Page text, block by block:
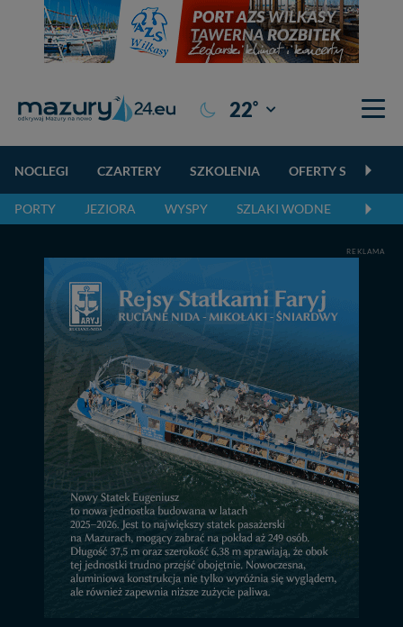
22° Giżycko
NOCLEGI CZARTERY SZKOLENIA OFERTY
PORTY JEZIORA WYSPY SZLAKI WODNE
REKLAMA